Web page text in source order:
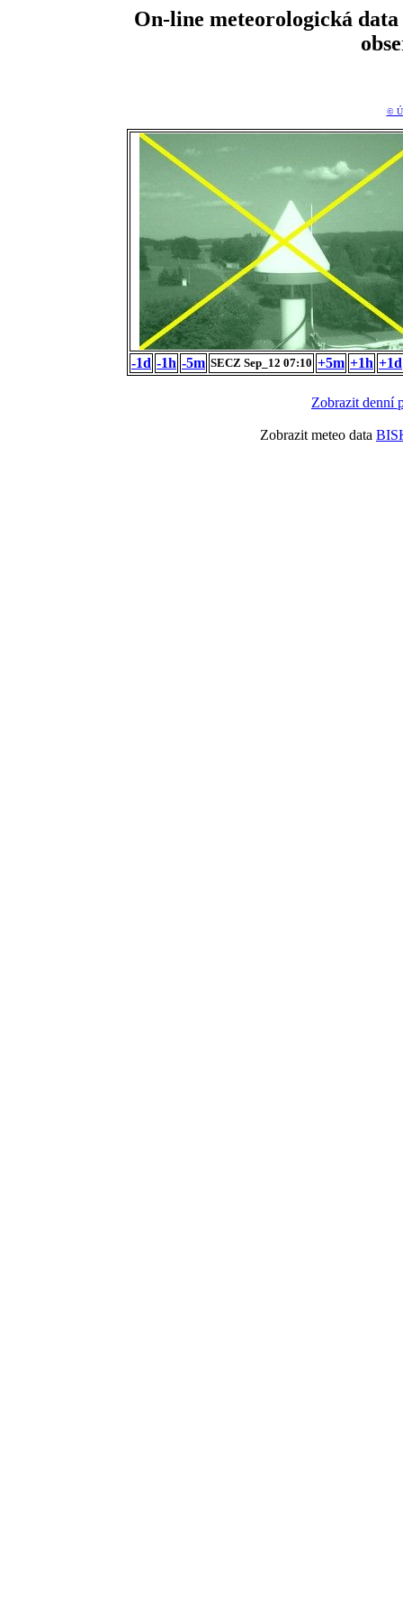
On-line meteorologická
©
-1d -1h -5m SECZ Sep_12 07:10 +5m +1h +1d
Zobrazit denní
Zobrazit meteo data